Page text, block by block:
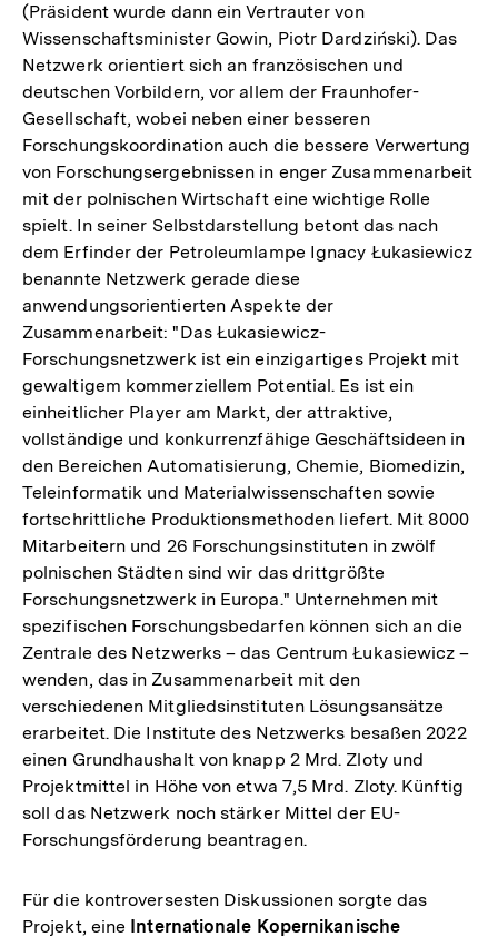
(Präsident wurde dann ein Vertrauter von
Wissenschaftsminister Gowin, Piotr Dardziński). Das
Netzwerk orientiert sich an französischen und
deutschen Vorbildern, vor allem der Fraunhofer-
Gesellschaft, wobei neben einer besseren
Forschungskoordination auch die bessere Verwertung
von Forschungsergebnissen in enger Zusammenarbeit
mit der polnischen Wirtschaft eine wichtige Rolle
spielt. In seiner Selbstdarstellung betont das nach
dem Erfinder der Petroleumlampe Ignacy Łukasiewicz
benannte Netzwerk gerade diese
anwendungsorientierten Aspekte der
Zusammenarbeit: "Das Łukasiewicz-
Forschungsnetzwerk ist ein einzigartiges Projekt mit
gewaltigem kommerziellem Potential. Es ist ein
einheitlicher Player am Markt, der attraktive,
vollständige und konkurrenzfähige Geschäftsideen in
den Bereichen Automatisierung, Chemie, Biomedizin,
Teleinformatik und Materialwissenschaften sowie
fortschrittliche Produktionsmethoden liefert. Mit 8000
Mitarbeitern und 26 Forschungsinstituten in zwölf
polnischen Städten sind wir das drittgrößte
Forschungsnetzwerk in Europa." Unternehmen mit
spezifischen Forschungsbedarfen können sich an die
Zentrale des Netzwerks – das Centrum Łukasiewicz –
wenden, das in Zusammenarbeit mit den
verschiedenen Mitgliedsinstituten Lösungsansätze
erarbeitet. Die Institute des Netzwerks besaßen 2022
einen Grundhaushalt von knapp 2 Mrd. Zloty und
Projektmittel in Höhe von etwa 7,5 Mrd. Zloty. Künftig
soll das Netzwerk noch stärker Mittel der EU-
Forschungsförderung beantragen.
Für die kontroversesten Diskussionen sorgte das
Projekt, eine Internationale Kopernikanische